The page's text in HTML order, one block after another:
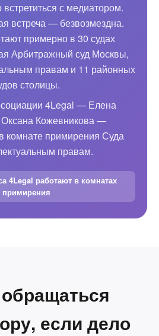
встретиться с медиатором.
встреча — безвозмездна.
примерно в 30 судах
Арбитражный суд Москвы,
правам и 11 районных
столицы.
4Legal — Елена
Оксана Кожевникова —
комнате примирения Суда
правам.
4Legal работают в комнатах
примирения
если дело